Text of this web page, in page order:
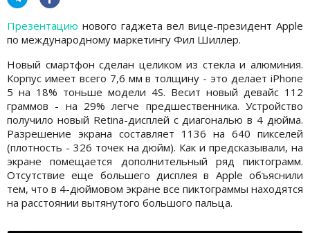
Презентацию нового гаджета вел вице-президент Apple
по международному маркетингу Фил Шиллер.
Новый смартфон сделан целиком из стекла и алюминия.
Корпус имеет всего 7,6 мм в толщину - это делает iPhone
5 на 18% тоньше модели 4S. Весит новый девайс 112
граммов - на 29% легче предшественника. Устройство
получило новый Retina-дисплей с диагональю в 4 дюйма.
Разрешение экрана составляет 1136 на 640 пикселей
(плотность - 326 точек на дюйм). Как и предсказывали, на
экране помещается дополнительный ряд пиктограмм.
Отсутствие еще большего дисплея в Apple объяснили
тем, что в 4-дюймовом экране все пиктограммы находятся
на расстоянии вытянутого большого пальца.